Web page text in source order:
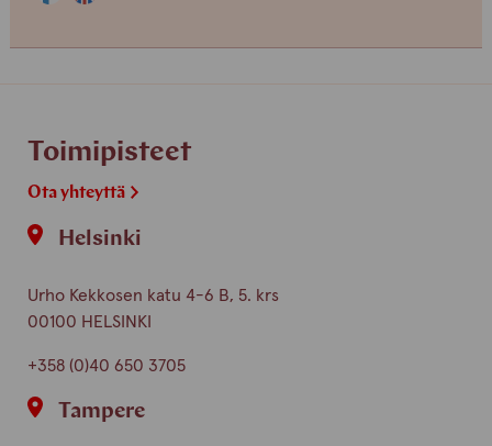
kieli
kieli
Toimipisteet
Ota yhteyttä
Helsinki
Urho Kekkosen katu 4-6 B, 5. krs
00100 HELSINKI
+358 (0)40 650 3705
Tampere